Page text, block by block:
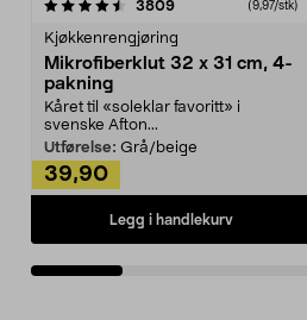
3809anmeldelser(9,97/stk)
Kjøkkenrengjøring
Mikrofiberklut 32 x 31 cm, 4-
pakning
Kåret til «soleklar favoritt» i
svenske Afton...
Utførelse: Grå/beige
39,90
Legg i handlekurv
4.5av 5 stjerner